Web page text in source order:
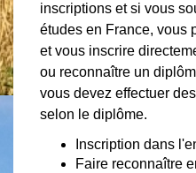
inscriptions et si vous
études en France, vous
et vous inscrire
ou reconnaître un
vous devez effectuer
selon le diplôme.
Inscription dans
Faire reconnaître